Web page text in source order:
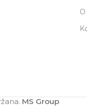
MS Group